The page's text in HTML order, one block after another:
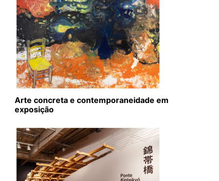
Arte concreta e contemporaneidade em
exposição